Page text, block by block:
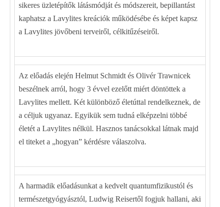
sikeres üzletépítők látásmódját és módszereit, bepillantást
kaphatsz a Lavylites kreációk működésébe és képet kapsz
a Lavylites jövőbeni terveiről, célkitűzéseiről.
Az előadás elején Helmut Schmidt és Olivér Trawnicek
beszélnek arról, hogy 3 évvel ezelőtt miért döntöttek a
Lavylites mellett. Két különböző életúttal rendelkeznek, de
a céljuk ugyanaz. Egyikük sem tudná elképzelni többé
életét a Lavylites nélkül. Hasznos tanácsokkal látnak majd
el titeket a „hogyan” kérdésre válaszolva.
A harmadik előadásunkat a kedvelt quantumfizikustól és
természetgyógyásztól, Ludwig Reisertől fogjuk hallani, aki